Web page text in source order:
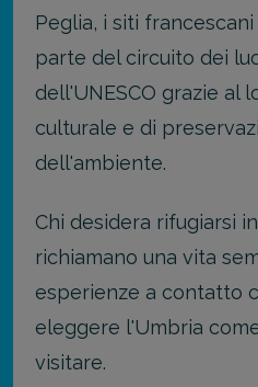
Peglia, i siti
parte del circuito dei
dell'UNESCO grazie al
culturale e di
dell'ambiente.
Chi desidera rifugiarsi
richiamano una vita
esperienze a contatto
eleggere l'Umbria
visitare.